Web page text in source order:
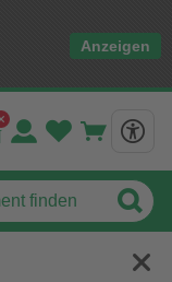
Anzeigen